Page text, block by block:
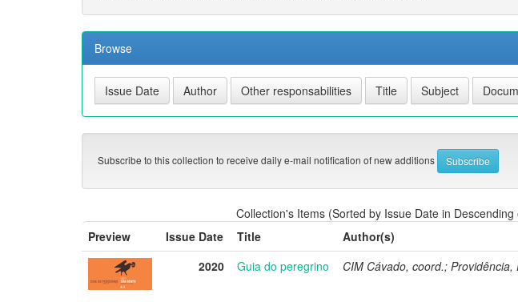
Browse
Subscribe to this collection to receive daily e-mail notification of new additions
Collection's Items (Sorted by Issue Date in Descending
Preview
Issue Date Title
Author(s)
2020
Guia do peregrino CIM Cávado, coord.;